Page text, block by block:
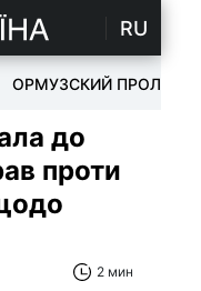
RU
ОРМУЗСКИЙ ПРОЛИВ
до
проти
2 мин